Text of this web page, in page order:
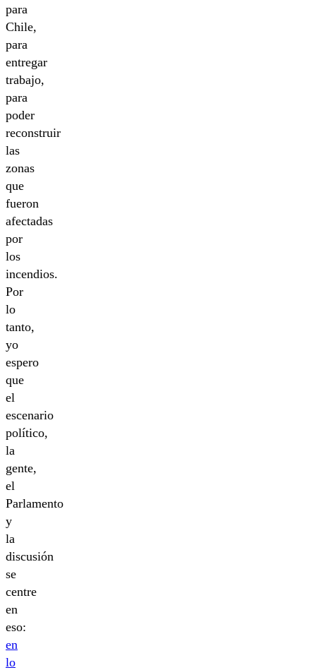
para
Chile,
para
entregar
trabajo,
para
poder
reconstruir
las
zonas
que
fueron
afectadas
por
los
incendios.
Por
lo
tanto,
yo
espero
que
el
escenario
político,
la
gente,
el
Parlamento
y
la
discusión
se
centre
en
eso:
en
lo